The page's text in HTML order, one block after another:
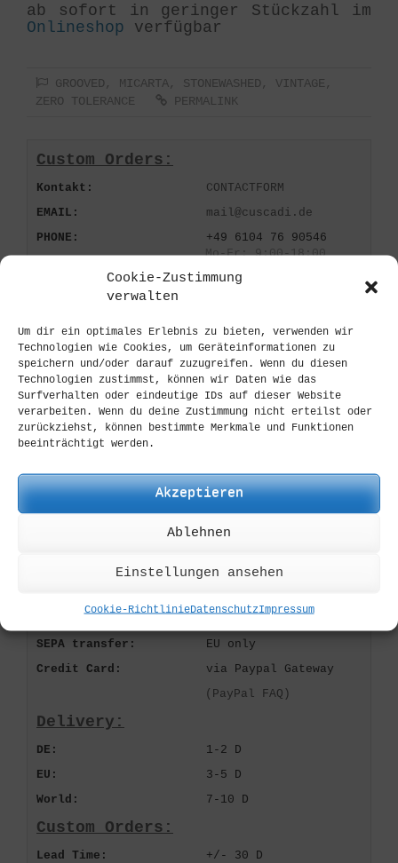
Cookie-Zustimmung
verwalten
Um dir ein optimales Erlebnis zu bieten, verwenden wir
Technologien wie Cookies, um Geräteinformationen zu
speichern und/oder darauf zuzugreifen. Wenn du diesen
Technologien zustimmst, können wir Daten wie das
Surfverhalten oder eindeutige IDs auf dieser Website
verarbeiten. Wenn du deine Zustimmung nicht erteilst oder
zurückziehst, können bestimmte Merkmale und Funktionen
beeinträchtigt werden.
Akzeptieren
Ablehnen
Einstellungen ansehen
Cookie-RichtlinieDatenschutzImpressum
ab sofort in geringer Stückzahl im
Onlineshop verfügbar
GROOVED , MICARTA, STONEWASHED , VINTAGE ,
ZERO TOLERANCE
PERMALINK
Custom Orders:
Kontakt:
CONTACTFORM
EMAIL:
mail@cuscadi.de
PHONE:
+49 6104 76 90546
Mo-Fr: 9:00-18:00
PRODUCTS:
On Stock
SOLD OUT:
CONTACTFORM
NOT LISTED:
CONTACTFORM
DEUTSCHLAND:
€ 5,-
EUROPA:
€ 10,-
€ 15,-
SEPA transfer:
EU only
Credit Card:
via Paypal Gateway
(PayPal FAQ)
Delivery:
DE:
1-2 D
EU:
3-5 D
World:
7-10 D
Custom Orders:
Lead Time:
+/- 30 D